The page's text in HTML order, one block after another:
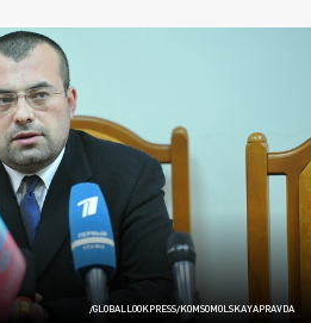
/GLOBALLOOKPRESS/KOMSOMOLSKAYAPRAVDA